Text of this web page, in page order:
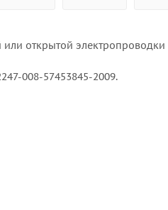
открытой
008-57453845-2009.